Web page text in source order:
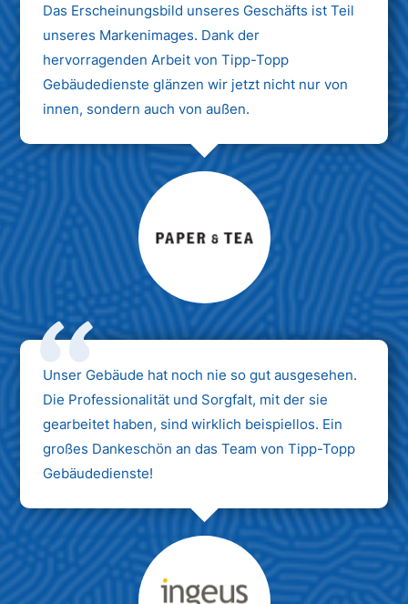
Das Erscheinungsbild unseres Geschäfts ist Teil
unseres Markenimages. Dank der
hervorragenden Arbeit von Tipp-Topp
Gebäudedienste glänzen wir jetzt nicht nur von
innen, sondern auch von außen.
Max Mustermann
Unternehmen AG
Unser Gebäude hat noch nie so gut ausgesehen.
Die Professionalität und Sorgfalt, mit der sie
gearbeitet haben, sind wirklich beispiellos. Ein
großes Dankeschön an das Team von Tipp-Topp
Gebäudedienste!